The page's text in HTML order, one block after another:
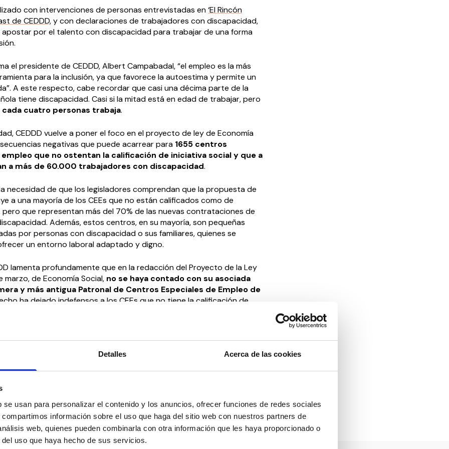
Detalles Acerca de las cookies
usan para personalizar el contenido y los anuncios, ofrecer funciones de redes sociales
información sobre el uso que haga del sitio web con nuestros partners de
web, quienes pueden combinarla con otra información que les haya proporcionado o
uso que haya hecho de sus servicios.
con intervenciones de personas entrevistadas en‘El Rincón
de CEDDD,y con declaraciones de trabajadores con discapacidad,
apostar por el talento con discapacidad para trabajar de una forma
el presidente de CEDDD, Albert Campabadal, “el empleo es la más
para la inclusión, ya que favorece la autoestima y permite un
A este respecto, cabe recordar que casi una décima parte de la
tiene discapacidad. Casi si la mitad está en edad de trabajar, pero
cada cuatro personas trabaja.
CEDDD vuelve a poner el foco en el proyecto de ley de Economía
negativas que puede acarrear para 1655 centros
que no ostentan la calificación de iniciativa social y que a
a más de 60.000 trabajadores con discapacidad.
necesidad de que los legisladores comprendan que la propuesta de
a una mayoría de los CEEs que no están calificados como de
pero que representan más del 70% de las nuevas contrataciones de
Además, estos centros, en su mayoría, son pequeñas
por personas con discapacidad o sus familiares, quienes se
un entorno laboral adaptado y digno.
lamenta profundamente que en la redacción del Proyecto de la Ley
marzo, de Economía Social, no se haya contado con su asociada
y más antigua Patronal de Centros Especiales de Empleo de
ha dejado indefensos a los CEEs que no tiene la calificación de
más transversal, libre y accesible por la defensa de las
y/o en situación de dependencia, así como las